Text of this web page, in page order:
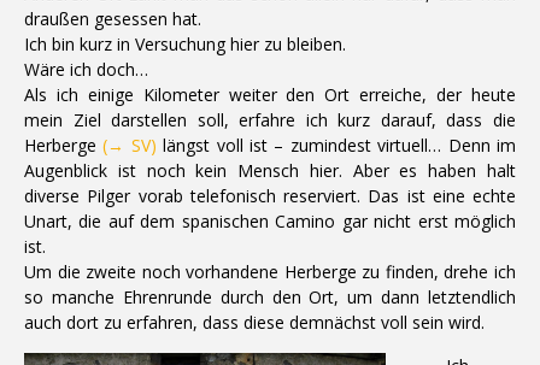
draußen gesessen hat.
Ich bin kurz in Versuchung hier zu bleiben.
Wäre ich doch…
Als ich einige Kilometer weiter den Ort erreiche, der heute
mein Ziel darstellen soll, erfahre ich kurz darauf, dass die
Herberge(→ SV) längst voll ist – zumindest virtuell… Denn im
Augenblick ist noch kein Mensch hier. Aber es haben halt
diverse Pilger vorab telefonisch reserviert. Das ist eine echte
Unart, die auf dem spanischen Camino gar nicht erst möglich
ist.
Um die zweite noch vorhandene Herberge zu finden, drehe ich
so manche Ehrenrunde durch den Ort, um dann letztendlich
auch dort zu erfahren, dass diese demnächst voll sein wird.